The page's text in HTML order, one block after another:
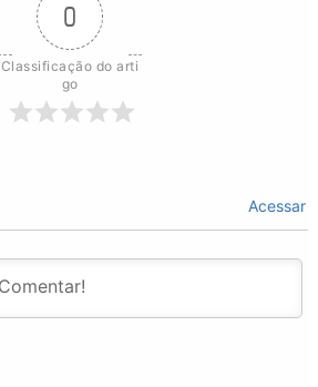
0
Classificação do arti
go
Acessar